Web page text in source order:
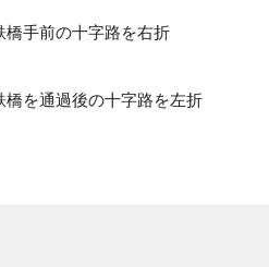
手前の十字路を右折
を通過後の十字路を左折